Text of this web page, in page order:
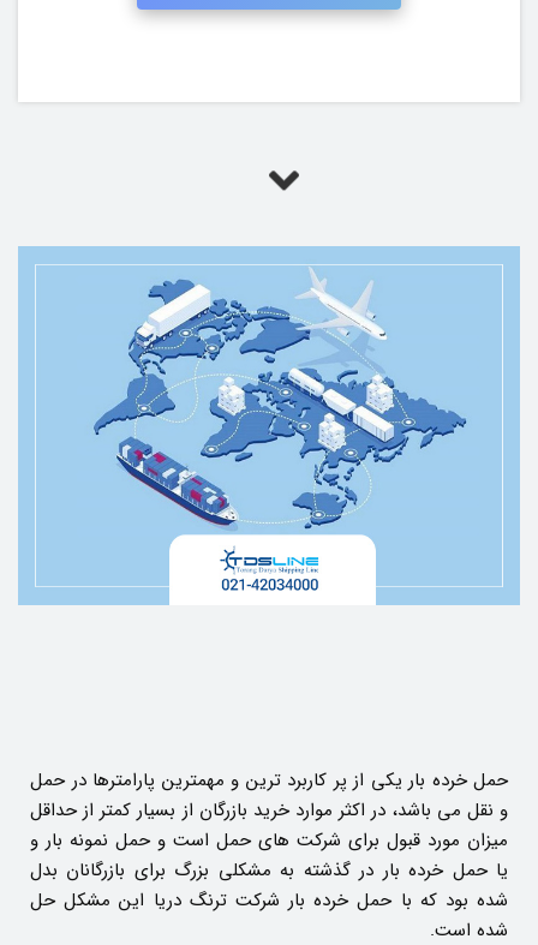
حمل خرده بار یکی از پر کاربرد ترین و مهمترین پارامترها در حمل
و نقل می باشد، در اکثر موارد خرید بازرگان از بسیار کمتر از حداقل
میزان مورد قبول برای شرکت های حمل است و حمل نمونه بار و
یا حمل خرده بار در گذشته به مشکلی بزرگ برای بازرگانان بدل
شده بود که با حمل خرده بار شرکت ترنگ دریا این مشکل حل
شده است.